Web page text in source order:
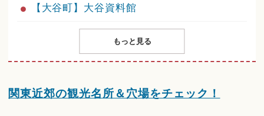
【大谷町】大谷資料館
もっと見る
関東近郊の観光名所＆穴場をチェック！